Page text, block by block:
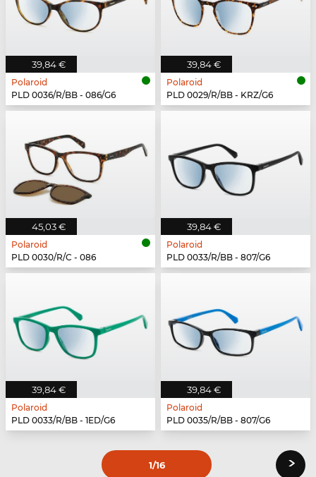
39,84 €
Polaroid
PLD 0036/R/BB - 086/G6
39,84 €
Polaroid
PLD 0029/R/BB - KRZ/G6
45,03 €
Polaroid
PLD 0030/R/C - 086
39,84 €
Polaroid
PLD 0033/R/BB - 807/G6
39,84 €
Polaroid
PLD 0033/R/BB - 1ED/G6
39,84 €
Polaroid
PLD 0035/R/BB - 807/G6
1/16 ›